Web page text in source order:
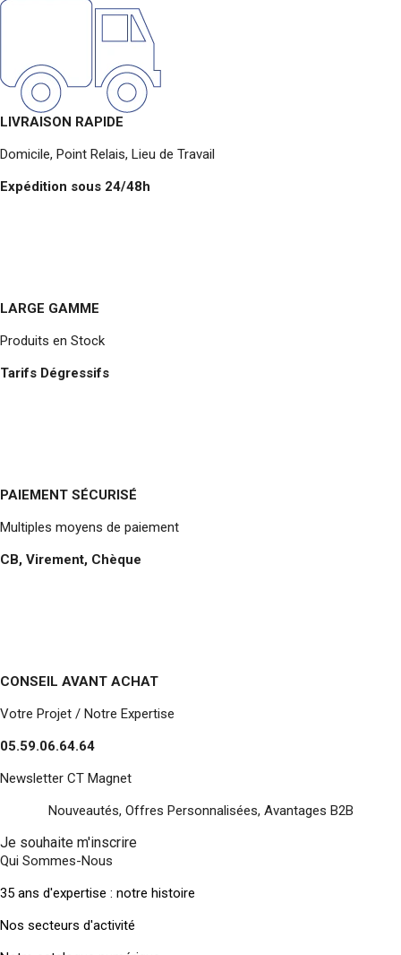
LIVRAISON RAPIDE
Domicile, Point Relais, Lieu de Travail
Expédition sous 24/48h
LARGE GAMME
Produits en Stock
Tarifs Dégressifs
PAIEMENT SÉCURISÉ
Multiples moyens de paiement
CB, Virement, Chèque
CONSEIL AVANT ACHAT
Votre Projet / Notre Expertise
05.59.06.64.64
Newsletter CT Magnet
Nouveautés, Offres Personnalisées, Avantages B2B
Je souhaite m'inscrire
Qui Sommes-Nous
35 ans d'expertise : notre histoire
Nos secteurs d'activité